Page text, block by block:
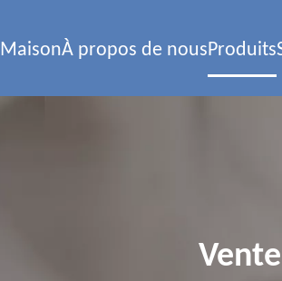
MaisonÀ propos de nousProduits